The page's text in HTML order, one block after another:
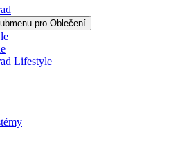
pro Oblečení
Lifestyle